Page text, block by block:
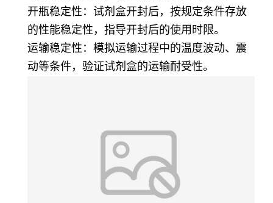
开瓶稳定性：试剂盒开封后，按规定条件存放
的性能稳定性，指导开封后的使用时限。
运输稳定性：模拟运输过程中的温度波动、震
动等条件，验证试剂盒的运输耐受性。